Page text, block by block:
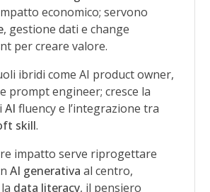
economico; servono
, gestione dati e change
per creare valore.
ibridi come AI product owner,
e prompt engineer; cresce la
AI fluency e l’integrazione tra
skill.
impatto serve riprogettare
AI generativa al centro,
data literacy, il pensiero